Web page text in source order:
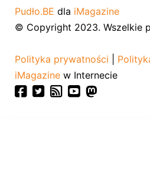
Pudło.BE dla iMagazine
© Copyright 2023. Wszelkie
Polityka prywatności
iMagazine w Internecie